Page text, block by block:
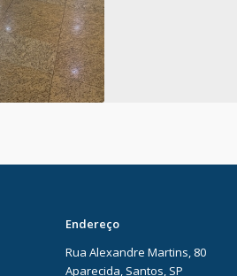
Endereço
Rua Alexandre Martins, 80
Aparecida, Santos, SP